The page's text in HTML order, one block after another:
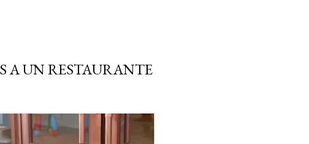
A UN RESTAURANTE